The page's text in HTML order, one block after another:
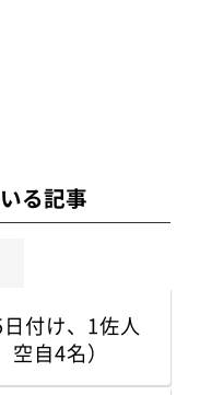
る記事
付け、1佐人
自4名）